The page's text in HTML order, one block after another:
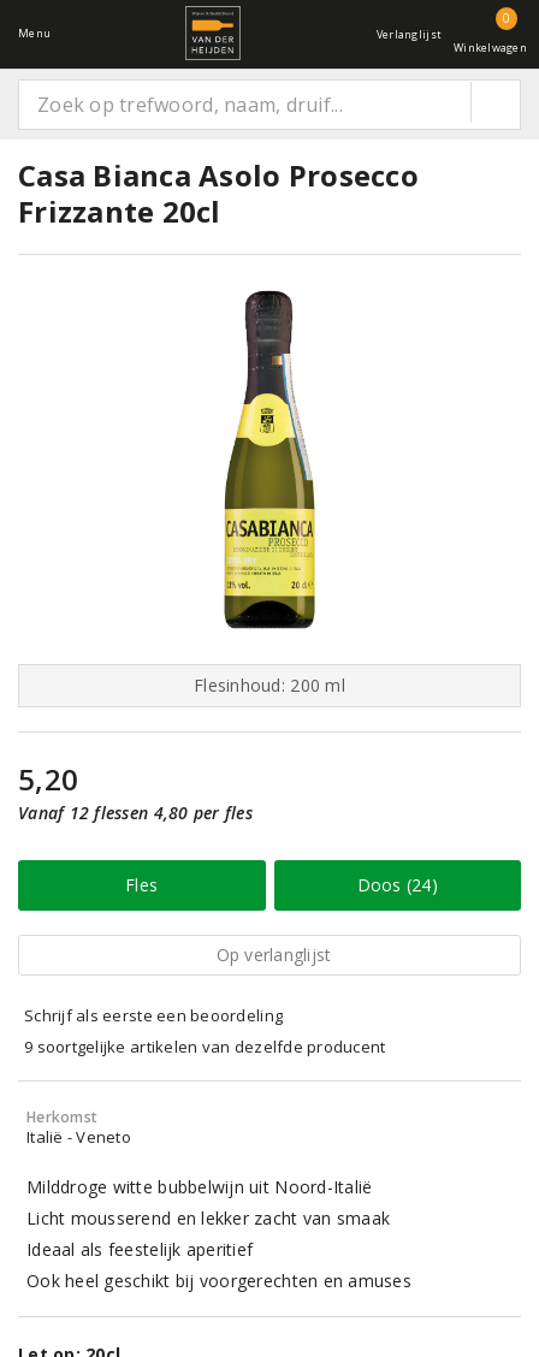
Menu Verlanglijst
0
Winkelwagen
Casa Bianca Asolo Prosecco
Frizzante 20cl
Flesinhoud: 200 ml
5,20
Vanaf 12 flessen 4,80 per fles
Fles Doos (24)
Op verlanglijst
Schrijf als eerste een beoordeling
9 soortgelijke artikelen van dezelfde producent
Herkomst
Italië - Veneto
Milddroge witte bubbelwijn uit Noord-Italië
Licht mousserend en lekker zacht van smaak
Ideaal als feestelijk aperitief
Ook heel geschikt bij voorgerechten en amuses